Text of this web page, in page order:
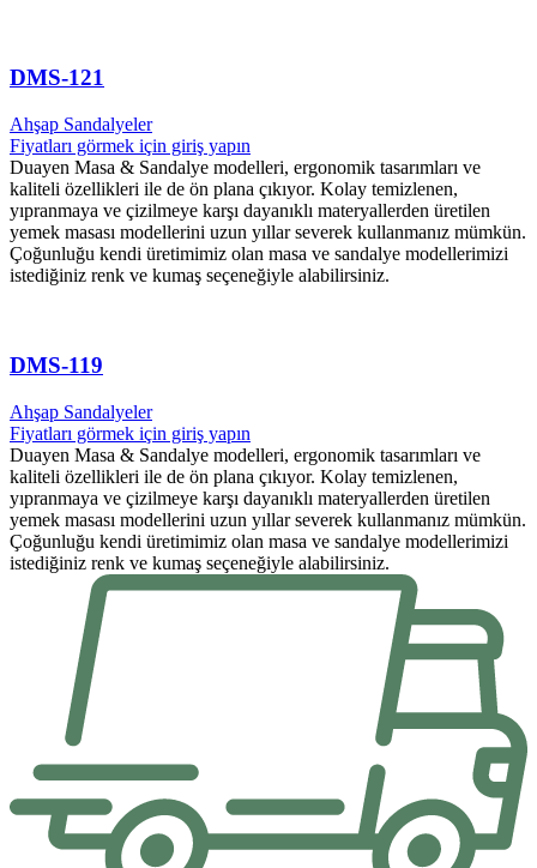
DMS-121
Ahşap Sandalyeler
Fiyatları görmek için giriş yapın
Duayen Masa & Sandalye modelleri, ergonomik tasarımları ve
kaliteli özellikleri ile de ön plana çıkıyor. Kolay temizlenen,
yıpranmaya ve çizilmeye karşı dayanıklı materyallerden üretilen
yemek masası modellerini uzun yıllar severek kullanmanız mümkün.
Çoğunluğu kendi üretimimiz olan masa ve sandalye modellerimizi
istediğiniz renk ve kumaş seçeneğiyle alabilirsiniz.
DMS-119
Ahşap Sandalyeler
Fiyatları görmek için giriş yapın
Duayen Masa & Sandalye modelleri, ergonomik tasarımları ve
kaliteli özellikleri ile de ön plana çıkıyor. Kolay temizlenen,
yıpranmaya ve çizilmeye karşı dayanıklı materyallerden üretilen
yemek masası modellerini uzun yıllar severek kullanmanız mümkün.
Çoğunluğu kendi üretimimiz olan masa ve sandalye modellerimizi
istediğiniz renk ve kumaş seçeneğiyle alabilirsiniz.